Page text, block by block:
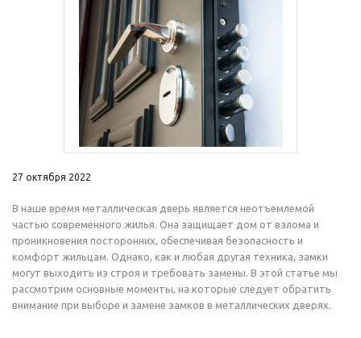
27 октября 2022
В наше время металлическая дверь является неотъемлемой
частью современного жилья. Она защищает дом от взлома и
проникновения посторонних, обеспечивая безопасность и
комфорт жильцам. Однако, как и любая другая техника, замки
могут выходить из строя и требовать замены. В этой статье мы
рассмотрим основные моменты, на которые следует обратить
внимание при выборе и замене замков в металлических дверях.